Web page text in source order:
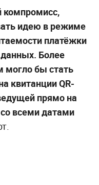
компромисс,
идею в режиме
платёжки
данных. Более
бы стать
квитанции QR-
прямо на
всеми датами